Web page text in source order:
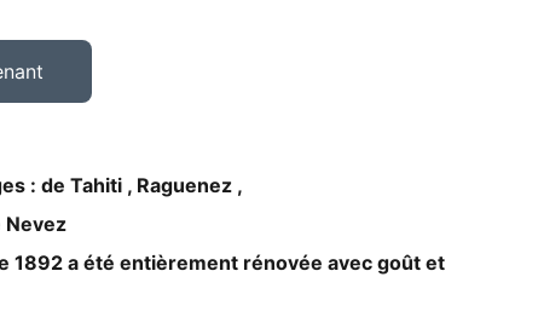
: de Tahiti , Raguenez ,
Nevez
1892 a été entièrement rénovée avec goût et